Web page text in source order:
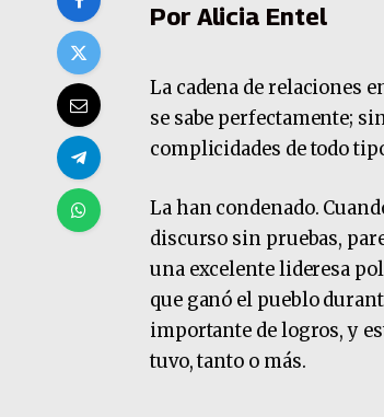
Por Alicia Entel
La cadena de relaciones
se sabe perfectamente;
complicidades de todo
La han condenado.
discurso sin pruebas,
una excelente lideresa
que ganó el pueblo
importante de logros, y
tuvo, tanto o más.